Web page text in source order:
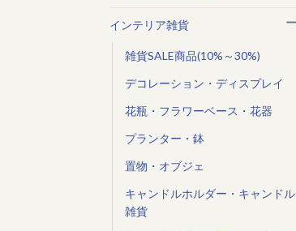
インテリア雑貨
雑貨SALE商品(10%～30%)
デコレーション・ディスプレイ
花瓶・フラワーベース・花器
プランター・鉢
置物・オブジェ
キャンドルホルダー・キャンドル
雑貨